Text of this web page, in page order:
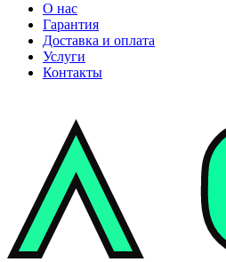
О нас
Гарантия
Доставка и оплата
Услуги
Контакты